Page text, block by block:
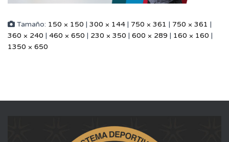
Tamaño: 150 × 150 | 300 × 144 | 750 × 361 | 750 × 361 |
360 × 240 | 460 × 650 | 230 × 350 | 600 × 289 | 160 × 160 |
1350 × 650